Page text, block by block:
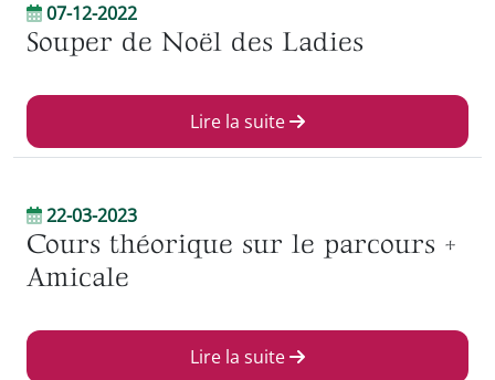
07-12-2022
Souper de Noël des Ladies
Lire la suite
22-03-2023
Cours théorique sur le parcours +
Amicale
Lire la suite